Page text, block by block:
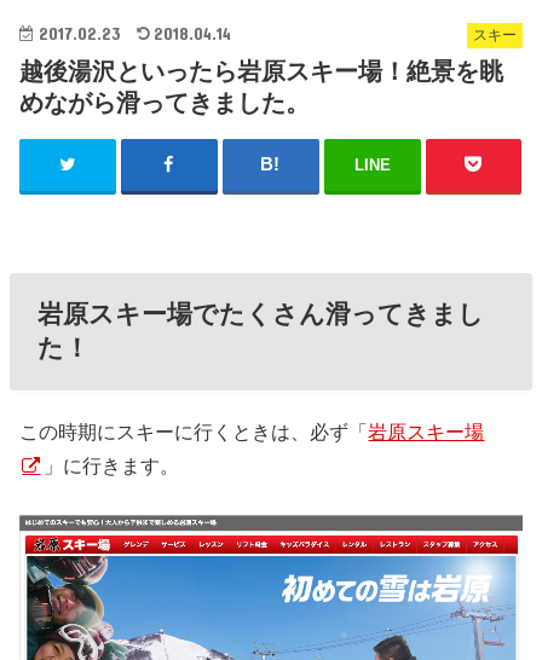
スキー
2017.02.23 2018.04.14
越後湯沢といったら岩原スキー場！絶景を眺
めながら滑ってきました。
LINE
岩原スキー場でたくさん滑ってきまし
た！
この時期にスキーに行くときは、必ず「岩原スキー場
」に行きます。